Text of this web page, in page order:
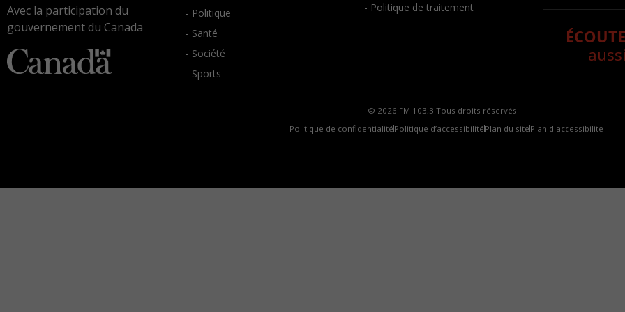
Avec la participation du
gouvernement du Canada
- Politique
- Santé
- Société
- Sports
- Politique de traitement
© 2026 FM 103,3 Tous droits réservés.
Politique de confidentialité Politique d’accessibilité Plan du site Plan d'accessibilite